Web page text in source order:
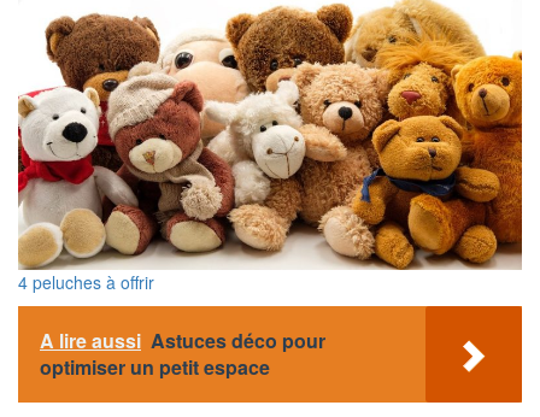
4 peluches à offrir
A lire aussi Astuces déco pour
optimiser un petit espace